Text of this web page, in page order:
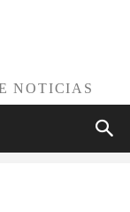
NOTICIAS